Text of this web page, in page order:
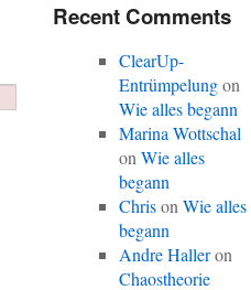
Recent Comments
ClearUp-
Entrümpelungon
Wie alles begann
Marina Wottschal
onWie alles
begann
ChrisonWie alles
begann
Andre Halleron
Chaostheorie